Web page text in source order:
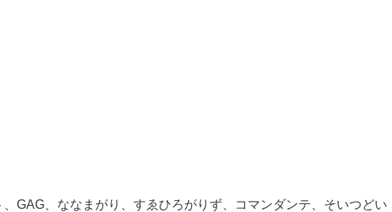
GAG、ななまがり、すゑひろがりず、コマンダンテ、そいつどい